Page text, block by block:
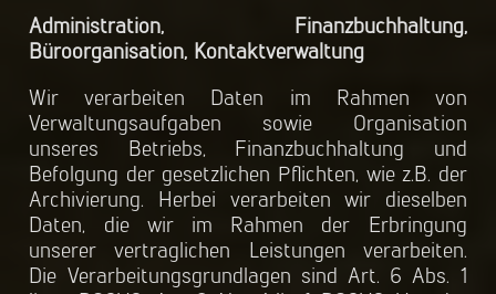
Administration, Finanzbuchhaltung,
Büroorganisation, Kontaktverwaltung
Wir verarbeiten Daten im Rahmen von
Verwaltungsaufgaben sowie Organisation
unseres Betriebs, Finanzbuchhaltung und
Befolgung der gesetzlichen Pflichten, wie z.B. der
Archivierung. Herbei verarbeiten wir dieselben
Daten, die wir im Rahmen der Erbringung
unserer vertraglichen Leistungen verarbeiten.
Die Verarbeitungsgrundlagen sind Art. 6 Abs. 1